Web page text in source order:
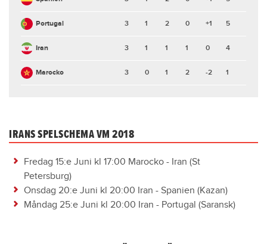
Portugal 3 1 2 0 +1 5
Iran 3 1 1 1 0 4
Marocko 3 0 1 2 -2 1
IRANS SPELSCHEMA VM 2018
Fredag 15:e Juni kl 17:00 Marocko - Iran (St
Petersburg)
Onsdag 20:e Juni kl 20:00 Iran - Spanien (Kazan)
Måndag 25:e Juni kl 20:00 Iran - Portugal (Saransk)